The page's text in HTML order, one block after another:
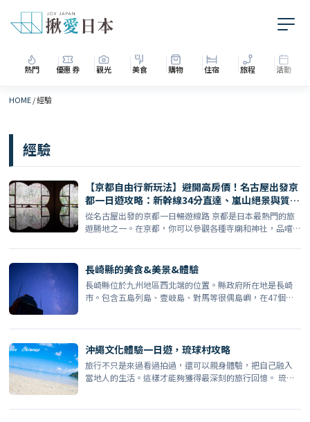
熱門 優惠券 觀光 美食 購物 住宿 旅程 活動
HOME/經驗
經驗
【京都自由行新玩法】避開高房價！名古屋出發京
都一日遊攻略：新幹線34分直達、嵐山絕景與質感
住宿全收錄
從名古屋出發的京都一日暢遊線路 京都是日本最熱門的旅
遊勝地之一。在京都，你可以參觀各種寺廟和神社，品嚐
長崎縣的美食&美景&體驗
長崎縣位於九州地區西北端的位置。縣政府所在地是長崎
市。包含五島列島、壹岐島、對馬等很偶島嶼，在47個都
沖繩文化體驗一日遊，琉球村攻略
旅行不只是來過看過拍過，還可以親身體驗，把自己融入
當地人的生活。這樣才能夠獲得最深刻的旅行回憶。 琉球